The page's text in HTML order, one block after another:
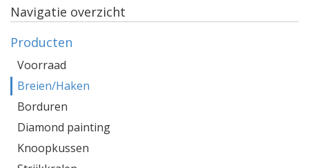
Navigatie overzicht
Producten
Voorraad
Breien/Haken
Borduren
Diamond painting
Knoopkussen